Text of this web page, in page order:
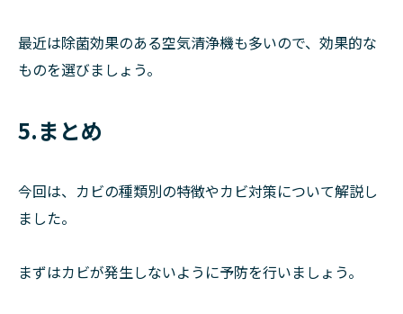
最近は除菌効果のある空気清浄機も多いので、効果的な
ものを選びましょう。
5.まとめ
今回は、カビの種類別の特徴やカビ対策について解説し
ました。
まずはカビが発生しないように予防を行いましょう。